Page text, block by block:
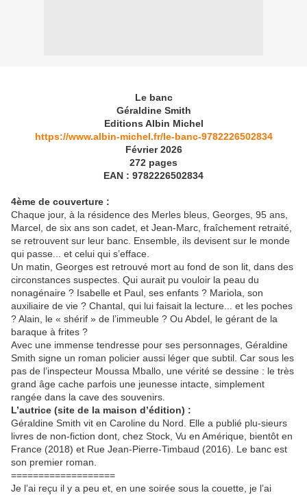
Le banc
Géraldine Smith
Editions Albin Michel
https://www.albin-michel.fr/le-banc-9782226502834
Février 2026
272 pages
EAN : 9782226502834
4ème de couverture :
Chaque jour, à la résidence des Merles bleus, Georges, 95 ans,
Marcel, de six ans son cadet, et Jean-Marc, fraîchement retraité,
se retrouvent sur leur banc. Ensemble, ils devisent sur le monde
qui passe... et celui qui s’efface.
Un matin, Georges est retrouvé mort au fond de son lit, dans des
circonstances suspectes. Qui aurait pu vouloir la peau du
nonagénaire ? Isabelle et Paul, ses enfants ? Mariola, son
auxiliaire de vie ? Chantal, qui lui faisait la lecture... et les poches
? Alain, le « shérif » de l’immeuble ? Ou Abdel, le gérant de la
baraque à frites ?
Avec une immense tendresse pour ses personnages, Géraldine
Smith signe un roman policier aussi léger que subtil. Car sous les
pas de l’inspecteur Moussa Mballo, une vérité se dessine : le très
grand âge cache parfois une jeunesse intacte, simplement
rangée dans la cave des souvenirs.
L’autrice (site de la maison d’édition) :
Géraldine Smith vit en Caroline du Nord. Elle a publié plu-sieurs
livres de non-fiction dont, chez Stock, Vu en Amérique, bientôt en
France (2018) et Rue Jean-Pierre-Timbaud (2016). Le banc est
son premier roman.
===================
Je l’ai reçu il y a peu et, en une soirée sous la couette, je l’ai